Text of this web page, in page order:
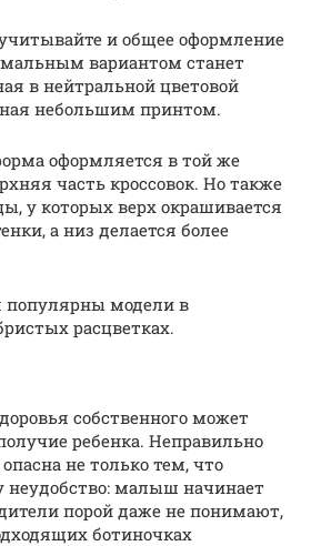
и общее оформление
вариантом станет
в нейтральной цветовой
небольшим принтом.
оформляется в той же
часть кроссовок. Но также
у которых верх окрашивается
а низ делается более
популярны модели в
расцветках.
собственного может
ребенка. Неправильно
не только тем, что
неудобство: малыш начинает
порой даже не понимают,
ботиночках